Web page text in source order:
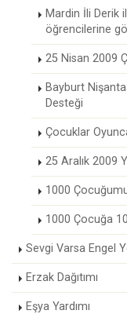
Mardin İli Derik
öğrencilerine
25 Nisan 2009
Bayburt
Desteği
Çocuklar
25 Aralık 2009
1000
1000 Çocuğa
Sevgi Varsa Engel
Erzak Dağıtımı
Eşya Yardımı